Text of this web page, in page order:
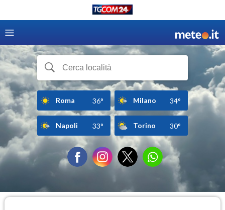
Roma 36° Milano 34°
Napoli 33° Torino 30°